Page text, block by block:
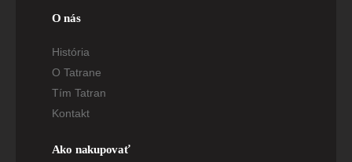
O nás
História
O Tatrane
Tím Tatran
Kontakt
Ako nakupovať